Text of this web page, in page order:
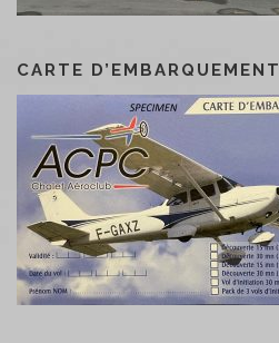
CARTE D’EMBARQUEMENT